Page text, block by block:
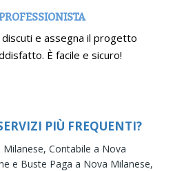
e assegna il progetto
È facile e sicuro!
PIÙ FREQUENTI?
Contabile a Nova
e Buste Paga a Nova Milanese,